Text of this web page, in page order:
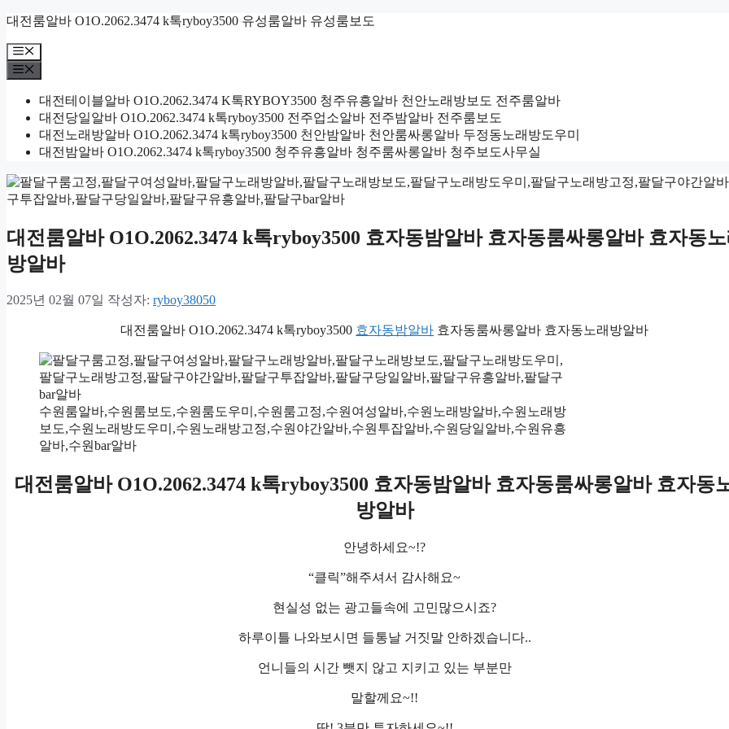
컨
츠
로
대전룸알바 O1O.2062.3474 k톡ryboy3500 유성룸알바 유성룸보도
메
뉴
대전테이블알바 O1O.2062.3474 K톡RYBOY3500 청주유흥알바 천안노래방보도 전주룸알바
대전당일알바 O1O.2062.3474 k톡ryboy3500 전주업소알바 전주밤알바 전주룸보도
대전노래방알바 O1O.2062.3474 k톡ryboy3500 천안밤알바 천안룸싸롱알바 두정동노래방도우미
대전밤알바 O1O.2062.3474 k톡ryboy3500 청주유흥알바 청주룸싸롱알바 청주보도사무실
대전룸알바 O1O.2062.3474 k톡ryboy3500 효자동밤알바 효자동룸싸롱알바 효자동
방알바
2025년 02월 07일 작성자: ryboy38050
대전룸알바 O1O.2062.3474 k톡ryboy3500 효자동밤알바 효자동룸싸롱알바 효자동노래방알바
수원룸알바,수원룸보도,수원룸도우미,수원룸고정,수원여성알바,수원노래방알바,수원노래방
보도,수원노래방도우미,수원노래방고정,수원야간알바,수원투잡알바,수원당일알바,수원유흥
알바,수원bar알바
대전룸알바 O1O.2062.3474 k톡ryboy3500 효자동밤알바 효자동룸싸롱알바 효자동
방알바
안녕하세요~!?
“클릭”해주셔서 감사해요~
현실성 없는 광고들속에 고민많으시죠?
하루이틀 나와보시면 들통날 거짓말 안하겠습니다..
언니들의 시간 뺏지 않고 지키고 있는 부분만
말할께요~!!